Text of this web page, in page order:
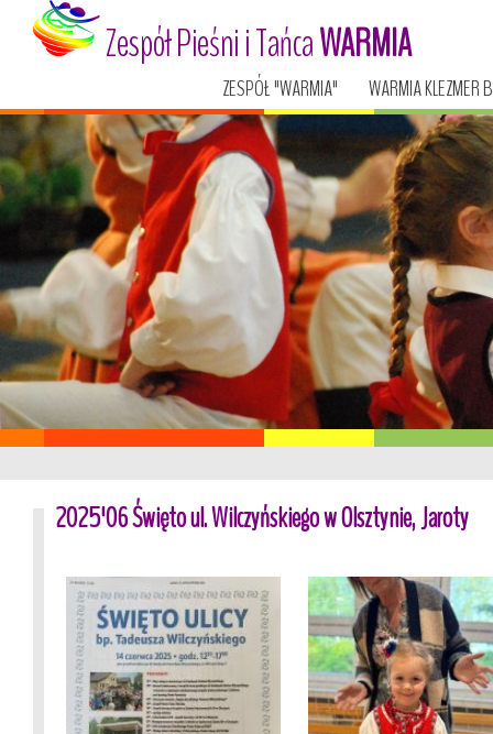
Zespół Pieśni i TańcaWARMIA
ZESPÓŁ "WARMIA" WARMIA KLEZMER
2025'06 Święto ul. Wilczyńskiego w Olsztynie, Jaroty